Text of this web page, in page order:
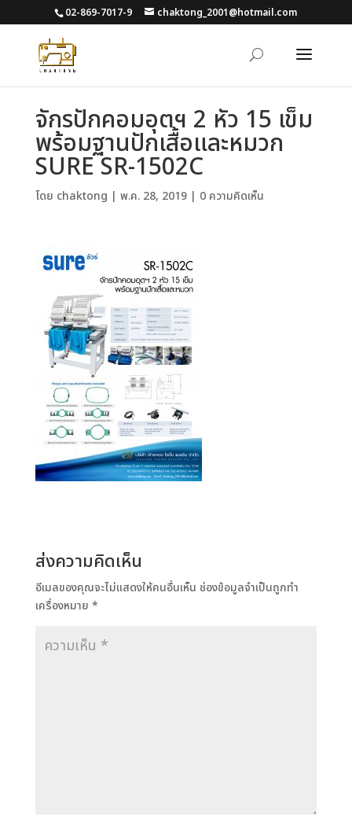
02-869-7017-9 chaktong_2001@hotmail.com
จักรปักคอมอุตฯ 2 หัว 15 เข็ม
พร้อมฐานปักเสื้อและหมวก
SURE SR-1502C
โดย chaktong | พ.ค. 28, 2019| 0 ความคิดเห็น
ส่งความคิดเห็น
อีเมลของคุณจะไม่แสดงให้คนอื่นเห็น ช่องข้อมูลจำเป็นถูกทำ
เครื่องหมาย *